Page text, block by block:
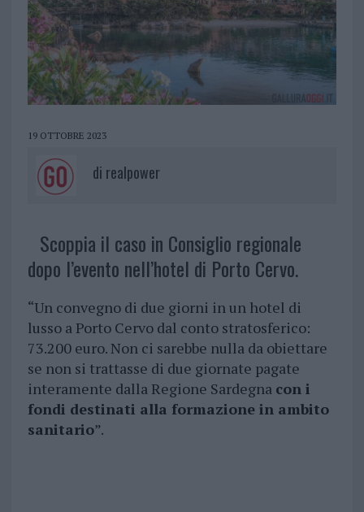
19 OTTOBRE 2023
di realpower
Scoppia il caso in Consiglio regionale
dopo l’evento nell’hotel di Porto Cervo.
“Un convegno di due giorni in un hotel di
lusso a Porto Cervo dal conto stratosferico:
73.200 euro. Non ci sarebbe nulla da obiettare
se non si trattasse di due giornate pagate
interamente dalla Regione Sardegna con i
fondi destinati alla formazione in ambito
sanitario”.